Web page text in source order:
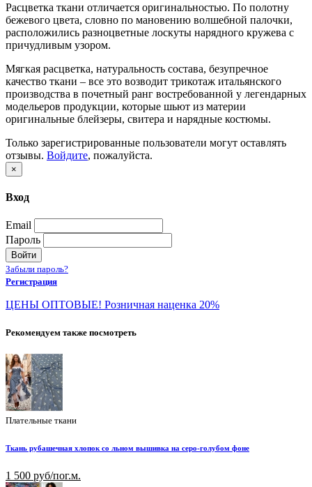
Расцветка ткани отличается оригинальностью. По полотну
бежевого цвета, словно по мановению волшебной палочки,
расположились разноцветные лоскуты нарядного кружева с
причудливым узором.
Мягкая расцветка, натуральность состава, безупречное
качество ткани – все это возводит трикотаж итальянского
производства в почетный ранг востребованной у легендарных
модельеров продукции, которые шьют из материи
оригинальные блейзеры, свитера и нарядные костюмы.
Только зарегистрированные пользователи могут оставлять
отзывы. Войдите, пожалуйста.
×
Вход
Email
Пароль
Войти
Забыли пароль?
Регистрация
ЦЕНЫ ОПТОВЫЕ! Розничная наценка 20%
Рекомендуем также посмотреть
Плательные ткани
Ткань рубашечная хлопок со льном вышивка на серо-голубом фоне
1 500 руб/пог.м.